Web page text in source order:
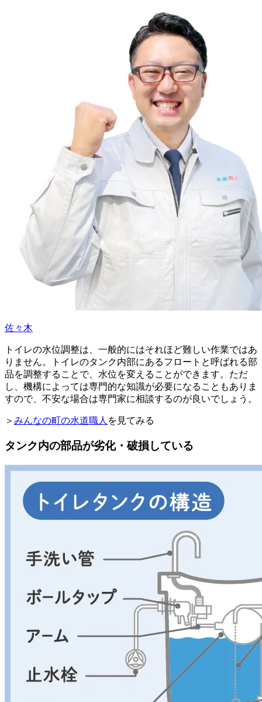
佐々木
トイレの水位調整は、一般的にはそれほど難しい作業ではあ
りません。トイレのタンク内部にあるフロートと呼ばれる部
品を調整することで、水位を変えることができます。ただ
し、機構によっては専門的な知識が必要になることもありま
すので、不安な場合は専門家に相談するのが良いでしょう。
＞ みんなの町の水道職人 を見てみる
タンク内の部品が劣化・破損している